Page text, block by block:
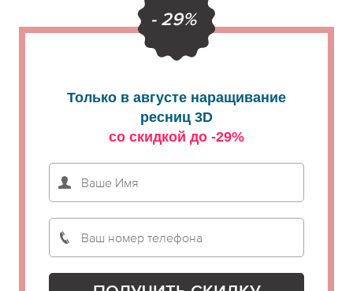
- 29%
Только в августе наращивание
ресниц 3D
со скидкой до -29%